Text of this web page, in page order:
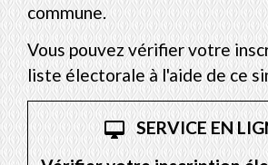
commune.
Vous pouvez vérifier votre
liste électorale à l'aide de ce
desktop_mac SERVICE EN